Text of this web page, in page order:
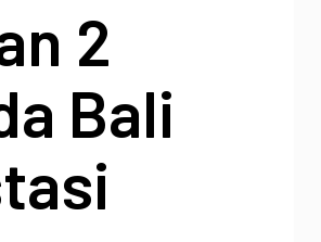
2
Bali